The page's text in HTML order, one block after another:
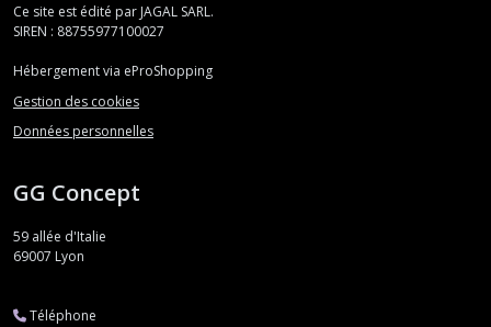
Ce site est édité par JAGAL SARL.
SIREN : 88755977100027
Hébergement via eProShopping
Gestion des cookies
Données personnelles
GG Concept
59 allée d'Italie
69007 Lyon
Téléphone